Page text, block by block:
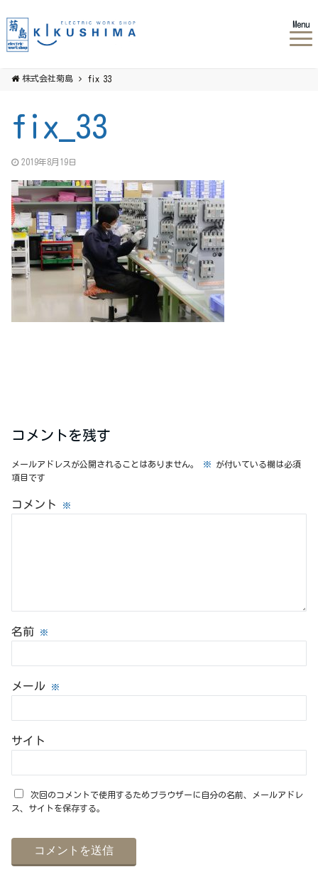
Menu
株式会社菊島 fix_33
fix_33
2019年8月19日
コメントを残す
メールアドレスが公開されることはありません。 ※ が付いている欄は必須
項目です
コメント ※
名前 ※
メール ※
サイト
次回のコメントで使用するためブラウザーに自分の名前、メールアドレ
ス、サイトを保存する。